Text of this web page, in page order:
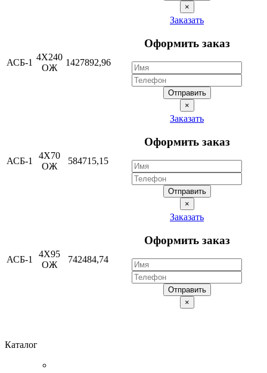
×
АСБ-1
4Х240
ОЖ
1427892,96
Заказать
Оформить заказ
Отправить
×
АСБ-1
4Х70
ОЖ
584715,15
Заказать
Оформить заказ
Отправить
×
АСБ-1
4Х95
ОЖ
742484,74
Заказать
Оформить заказ
Отправить
×
Каталог